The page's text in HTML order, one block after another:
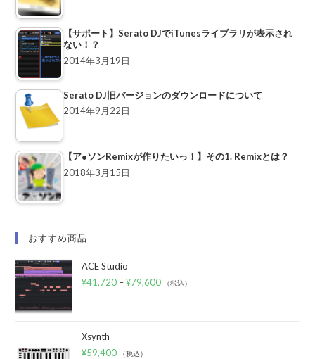
【サポート】Serato DJでiTunesライブラリが表示され
ない！？
2014年3月19日
Serato DJ旧バージョンのダウンロードについて
2014年9月22日
【ア●ソンRemixが作りたいっ！】その1. Remixとは？
2018年3月15日
おすすめ商品
ACE Studio
¥41,720 –¥79,600 （税込）
Xsynth
¥59,400 （税込）